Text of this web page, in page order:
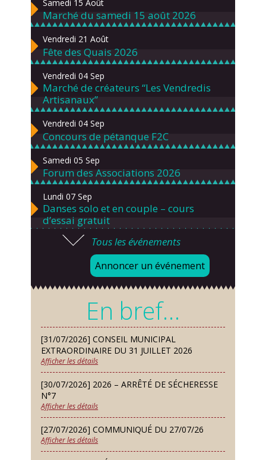
Samedi 15 Août
Marché du samedi 15 août 2026
Vendredi 21 Août
Fête des Quais 2026
Vendredi 04 Sep
Marché de créateurs “Les Vendredis
Artisanaux”
Vendredi 04 Sep
Concours de pétanque F2C
Samedi 05 Sep
Forum des Associations 2026
Lundi 07 Sep
Danses solo et en couple – cours
d’essai gratuit
Mardi 08 Sep
Chorale À travers chants
Samedi 12 Sep
Défi de pêche aux leurres (concept
lure house)
Dimanche 13 Sep
Repas de fouées
Lundi 14 Sep
Conseil municipal du 14 septembre
2026
Jeudi 24 Sep
Permanence des Architectes des
Bâtiments de France
Tous les événements
Annoncer un événement
En bref…
[31/07/2026] CONSEIL MUNICIPAL
EXTRAORDINAIRE DU 31 JUILLET 2026
Afficher les détails
[30/07/2026] 2026 – ARRÊTÉ DE SÉCHERESSE
N°7
Afficher les détails
[27/07/2026] COMMUNIQUÉ DU 27/07/26
Afficher les détails